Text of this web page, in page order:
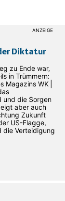
Diktatur
zu Ende war,
in Trümmern:
­Magazins WK |
und die Sorgen
aber auch
Zukunft
US-Flagge,
die Verteidigung